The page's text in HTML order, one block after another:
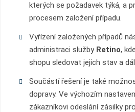
kterých se požadavek týká, a
procesem založení případu.
Vyřízení založených případů
administraci služby Retino,
shopu sledovat jejich stav a
Součástí řešení je také
dopravy. Ve výchozím
zákazníkovi odeslání zásilky